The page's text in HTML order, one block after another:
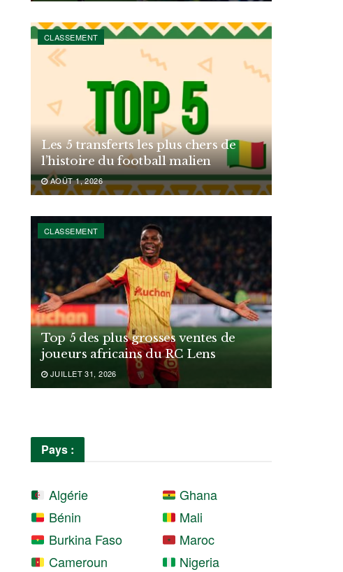
CLASSEMENT
Les 5 transferts les plus chers de
l’histoire du football malien
AOÛT 1, 2026
CLASSEMENT
Top 5 des plus grosses ventes de
joueurs africains du RC Lens
JUILLET 31, 2026
Pays :
Algérie
Bénin
Burkina Faso
Cameroun
Ghana
Mali
Maroc
Nigeria